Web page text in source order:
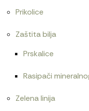
Prikolice
Zaštita bilja
Prskalice
Rasipači
Zelena linija